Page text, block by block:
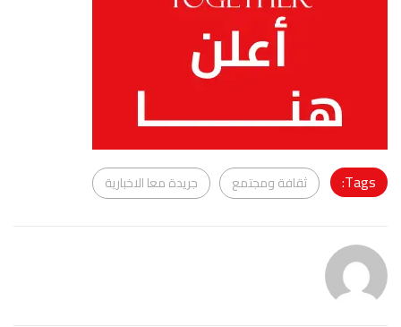
Tags: ثقافة ومجتمع جريدة معا الاخبارية